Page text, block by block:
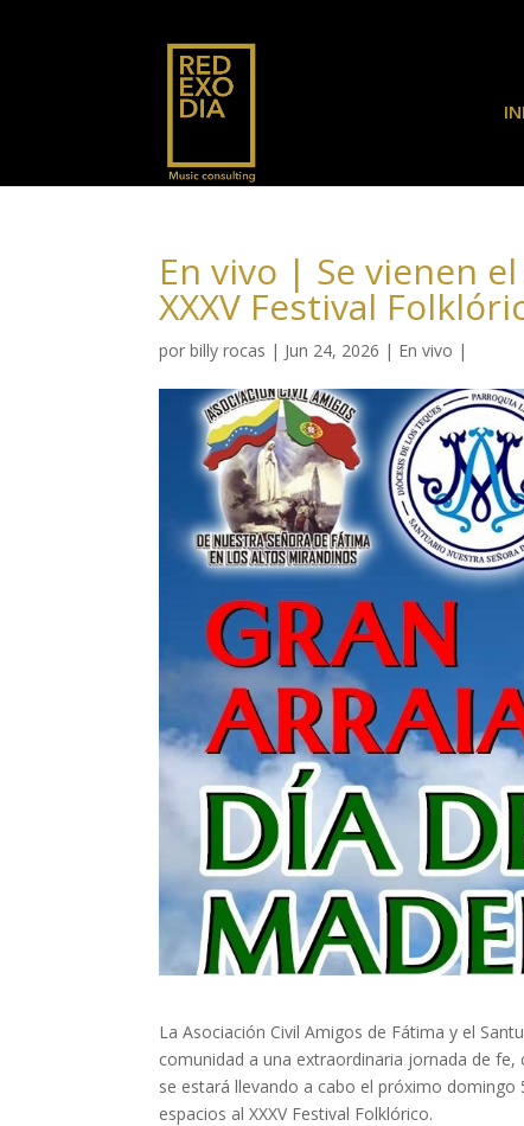
En vivo | Se vienen
XXXV Festival
porbilly rocas | Jun 24, 2026 | En vivo |
La Asociación Civil Amigos de Fátima y el
comunidad a una extraordinaria jornada de
se estará llevando a cabo el próximo
espacios al XXXV Festival Folklórico.